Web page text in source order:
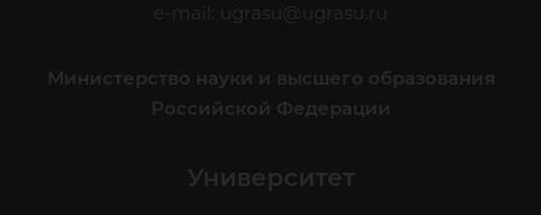
e-mail:
ugrasu@ugrasu.ru
Министерство науки и высшего образования
Российской Федерации
Университет